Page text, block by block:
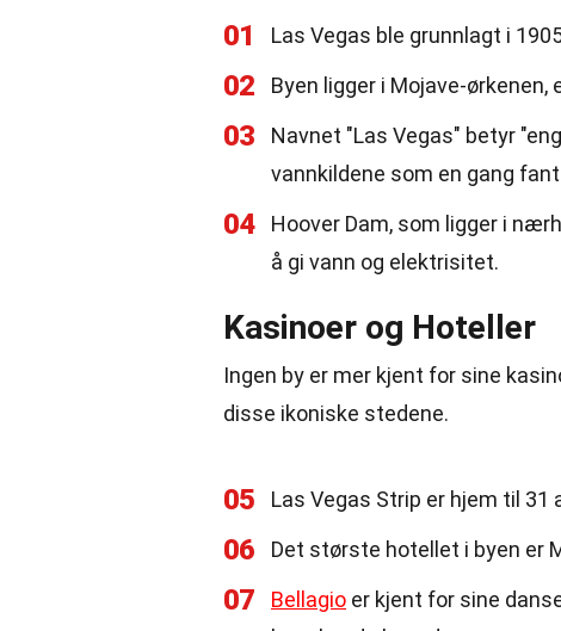
01 Las Vegas ble grunnlagt i
02 Byen ligger i Mojave-ørkenen,
03
Navnet "Las Vegas" betyr
vannkildene som en gang
04
Hoover Dam, som ligger i
å gi vann og elektrisitet.
Kasinoer og Hoteller
Ingen by er mer kjent for sine
disse ikoniske stedene.
05 Las Vegas Strip er hjem til
06 Det største hotellet i byen er
07 Bellagio er kjent for sine